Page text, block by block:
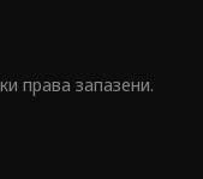
права запазени.